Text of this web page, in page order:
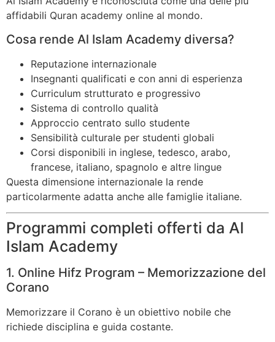
affidabili Quran academy online al mondo.
Cosa rende Al Islam Academy diversa?
Reputazione internazionale
Insegnanti qualificati e con anni di esperienza
Curriculum strutturato e progressivo
Sistema di controllo qualità
Approccio centrato sullo studente
Sensibilità culturale per studenti globali
Corsi disponibili in inglese, tedesco, arabo,
francese, italiano, spagnolo e altre lingue
Questa dimensione internazionale la rende
particolarmente adatta anche alle famiglie italiane.
Programmi completi offerti da Al
Islam Academy
1. Online Hifz Program – Memorizzazione del
Corano
Memorizzare il Corano è un obiettivo nobile che
richiede disciplina e guida costante.